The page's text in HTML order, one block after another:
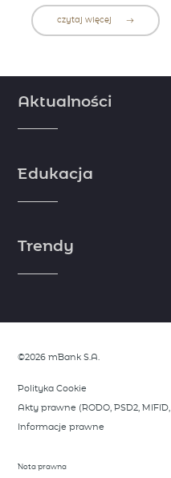
czytaj więcej
Aktualności
doniesienia dzięki komentarzom i
zobacz więcej
Edukacja
wiedzy i doświadczenia naszych
Trendy
zobacz więcej
©2026 mBank S.A.
Polityka Cookie
Akty prawne (RODO, PSD2, MIFID,
Informacje prawne
Nota prawna